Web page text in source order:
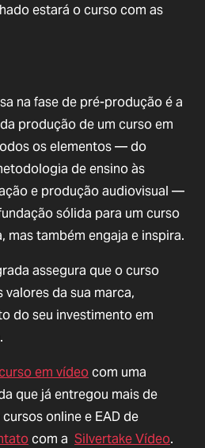
estará o curso com as
na fase de pré-produção é a
produção de um curso em
os elementos — do
de ensino às
e produção audiovisual —
sólida para um curso
mas também engaja e inspira.
assegura que o curso
da sua marca,
do seu investimento em
em vídeocom uma
que já entregou mais de
online e EAD de
com a Silvertake Vídeo.